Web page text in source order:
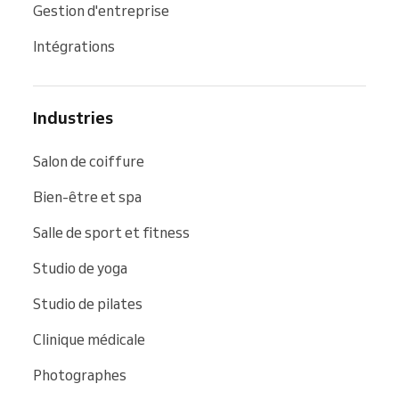
Gestion d'entreprise
Intégrations
Industries
Salon de coiffure
Bien-être et spa
Salle de sport et fitness
Studio de yoga
Studio de pilates
Clinique médicale
Photographes